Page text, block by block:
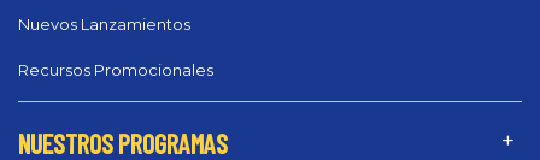
Nuevos Lanzamientos
Recursos Promocionales
NUESTROS PROGRAMAS